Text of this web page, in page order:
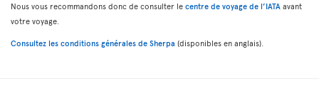
Nous vous recommandons donc de consulter le centre de voyage de l’IATA avant
votre voyage.
Consultez les conditions générales de Sherpa (disponibles en anglais).